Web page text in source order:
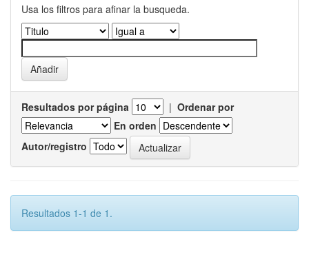
Usa los filtros para afinar la busqueda.
Resultados por página | Ordenar por
En orden
Autor/registro
Resultados 1-1 de 1.